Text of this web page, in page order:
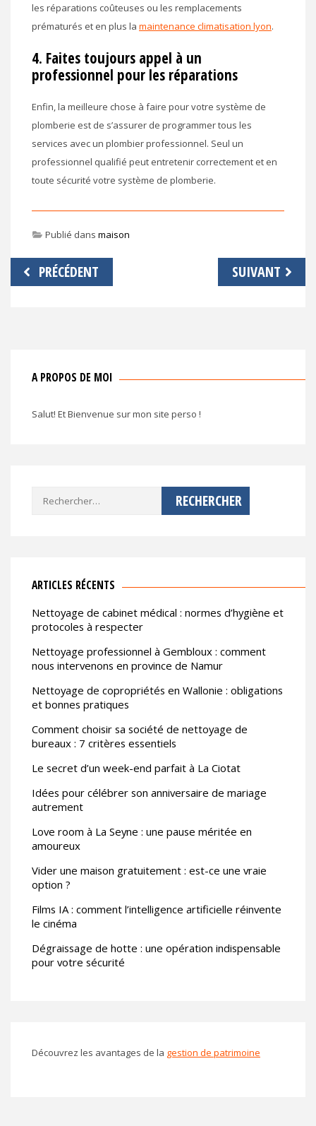
les réparations coûteuses ou les remplacements
prématurés et en plus la maintenance climatisation lyon.
4. Faites toujours appel à un
professionnel pour les réparations
Enfin, la meilleure chose à faire pour votre système de
plomberie est de s’assurer de programmer tous les
services avec un plombier professionnel. Seul un
professionnel qualifié peut entretenir correctement et en
toute sécurité votre système de plomberie.
Publié dans maison
Navigation
de
PRÉCÉDENT SUIVANT
A PROPOS DE MOI
Salut! Et Bienvenue sur mon site perso !
Rechercher :
ARTICLES RÉCENTS
Nettoyage de cabinet médical : normes d’hygiène et
protocoles à respecter
Nettoyage professionnel à Gembloux : comment
nous intervenons en province de Namur
Nettoyage de copropriétés en Wallonie : obligations
et bonnes pratiques
Comment choisir sa société de nettoyage de
bureaux : 7 critères essentiels
Le secret d’un week-end parfait à La Ciotat
Idées pour célébrer son anniversaire de mariage
autrement
Love room à La Seyne : une pause méritée en
amoureux
Vider une maison gratuitement : est-ce une vraie
option ?
Films IA : comment l’intelligence artificielle réinvente
le cinéma
Dégraissage de hotte : une opération indispensable
pour votre sécurité
Découvrez les avantages de la gestion de patrimoine